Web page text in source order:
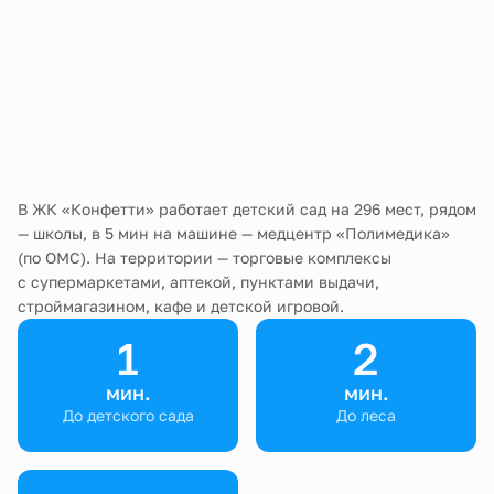
В ЖК «Конфетти» работает детский сад на 296 мест, рядом
— школы, в 5 мин на машине — медцентр «Полимедика»
(по ОМС). На территории — торговые комплексы
с супермаркетами, аптекой, пунктами выдачи,
строймагазином, кафе и детской игровой.
1
мин.
До детского сада
2
мин.
До леса